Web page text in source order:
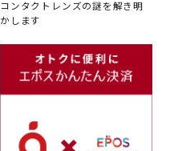
コンタクトレンズの謎を解き明
かします